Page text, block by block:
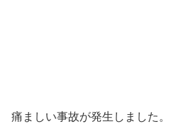
痛ましい事故が発生しました。